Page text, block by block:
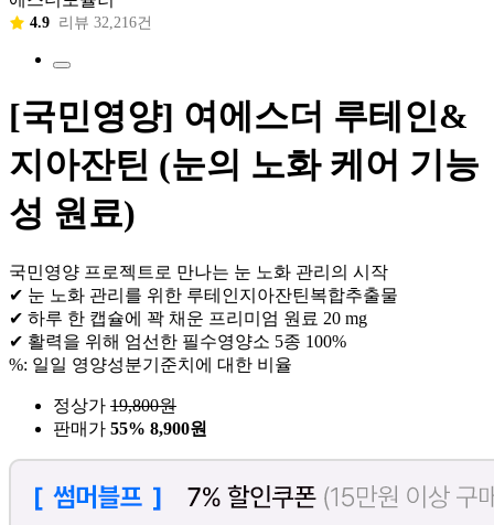
4.9 리뷰 32,216건
[국민영양] 여에스더 루테인&
지아잔틴 (눈의 노화 케어 기능
성 원료)
국민영양 프로젝트로 만나는 눈 노화 관리의 시작
✔ 눈 노화 관리를 위한 루테인지아잔틴복합추출물
✔ 하루 한 캡슐에 꽉 채운 프리미엄 원료 20 mg
✔ 활력을 위해 엄선한 필수영양소 5종 100%
%: 일일 영양성분기준치에 대한 비율
정상가 19,800원
판매가 55% 8,900원